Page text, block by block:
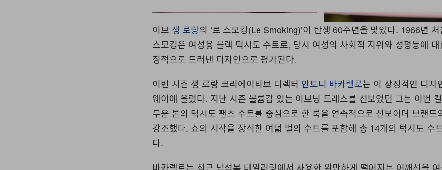
이브 생 로랑의 ‘르 스모킹(Le Smoking)’이 탄생 60주년을 맞았다. 1966년
스모킹은 여성용 블랙 턱시도 수트로, 당시 여성의 사회적 지위와 성평등에
징적으로 드러낸 디자인으로 평가된다.
이번 시즌 생 로랑 크리에이티브 디렉터 안토니 바카렐로는 이 상징적인 디자
웨이에 올렸다. 지난 시즌 볼륨감 있는 이브닝 드레스를 선보였던 그는 이번
두운 톤의 턱시도 팬츠 수트를 중심으로 한 룩을 연속적으로 선보이며 브랜드
강조했다. 쇼의 시작을 장식한 여덟 벌의 수트를 포함해 총 14개의 턱시도 수
다.
바카렐로는 최근 남성복 테일러링에서 사용한 완만하게 떨어지는 어깨선을